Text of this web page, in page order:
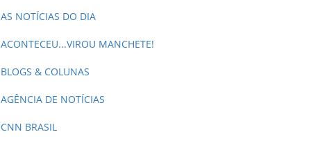
AS NOTÍCIAS DO DIA
ACONTECEU...VIROU MANCHETE!
BLOGS & COLUNAS
AGÊNCIA DE NOTÍCIAS
CNN BRASIL